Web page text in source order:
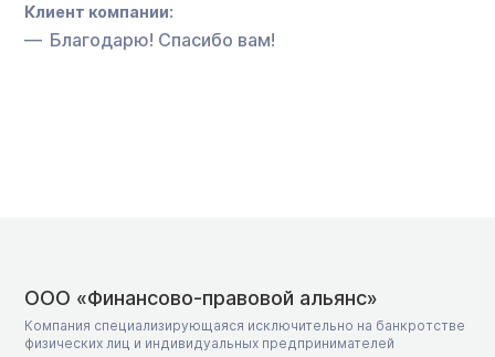
Клиент компании:
Благодарю! Спасибо вам!
ООО «Финансово-правовой альянс»
Компания специализирующаяся исключительно на банкротстве
физических лиц и индивидуальных предпринимателей